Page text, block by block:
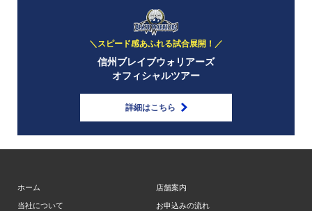
＼スピード感あふれる試合展開！／
信州ブレイブウォリアーズ
オフィシャルツアー
詳細はこちら
ホーム
当社について
店舗案内
お申込みの流れ